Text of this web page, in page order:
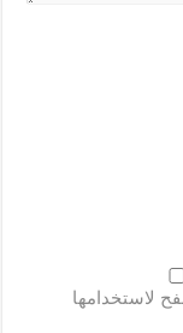
لاستخدامها